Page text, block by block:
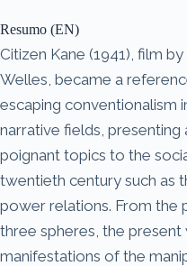
Resumo (EN)
Citizen Kane (1941), film
Welles, became a
escaping conventionalism
narrative fields,
poignant topics to the
twentieth century such as
power relations. From the
three spheres, the
manifestations of the